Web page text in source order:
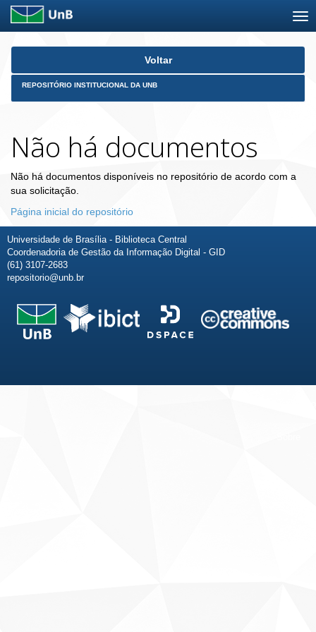
Skip
Voltar
REPOSITÓRIO INSTITUCIONAL DA UNB
Não há documentos
Não há documentos disponíveis no repositório de acordo com a
sua solicitação.
Página inicial do repositório
Universidade de Brasília - Biblioteca Central
Coordenadoria de Gestão da Informação Digital - GID
(61) 3107-2683
repositorio@unb.br